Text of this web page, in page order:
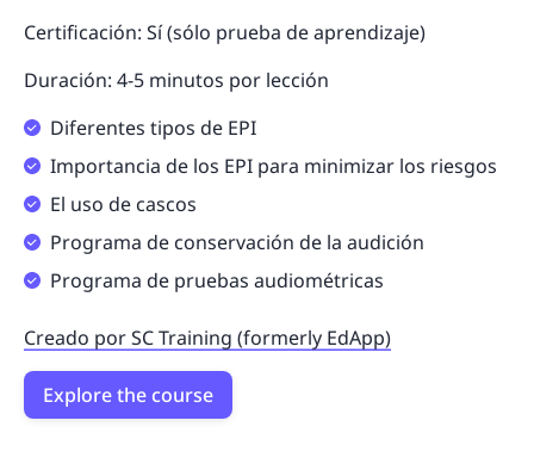
Certificación: Sí (sólo prueba de aprendizaje)
Duración: 4-5 minutos por lección
Diferentes tipos de EPI
Importancia de los EPI para minimizar los riesgos
El uso de cascos
Programa de conservación de la audición
Programa de pruebas audiométricas
Creado por SC Training (formerly EdApp)
Explore the course